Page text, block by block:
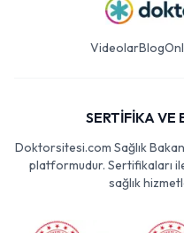
VideolarBlog
SERTİFİKA VE
Doktorsitesi.com Sağlık
platformudur. Sertifikaları
sağlık